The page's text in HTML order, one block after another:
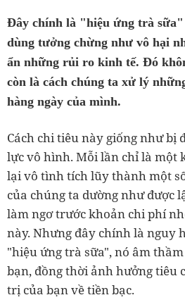
Đây chính là "hiệu ứng trà
dùng tưởng chừng như vô hại
ẩn những rủi ro kinh tế. Đó
còn là cách chúng ta xử lý
hàng ngày của mình.
Cách chi tiêu này giống như bị
lực vô hình. Mỗi lần chỉ là một
lại vô tình tích lũy thành một
của chúng ta dường như được
làm ngơ trước khoản chi phí
này. Nhưng đây chính là nguy
"hiệu ứng trà sữa", nó âm
bạn, đồng thời ảnh hưởng tiêu
trị của bạn về tiền bạc.